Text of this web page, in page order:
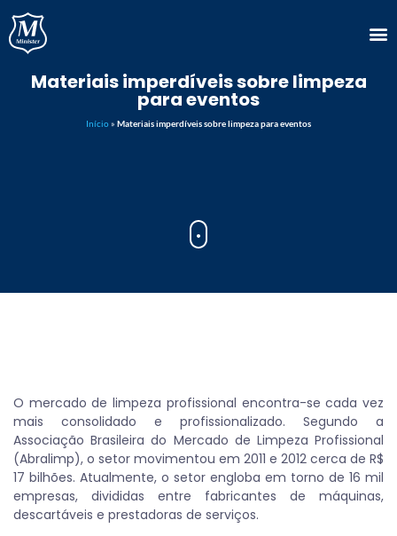
Materiais imperdíveis sobre limpeza
para eventos
Início » Materiais imperdíveis sobre limpeza para eventos
O mercado de limpeza profissional encontra-se cada vez
mais consolidado e profissionalizado. Segundo a
Associação Brasileira do Mercado de Limpeza Profissional
(Abralimp), o setor movimentou em 2011 e 2012 cerca de R$
17 bilhões. Atualmente, o setor engloba em torno de 16 mil
empresas, divididas entre fabricantes de máquinas,
descartáveis e prestadoras de serviços.